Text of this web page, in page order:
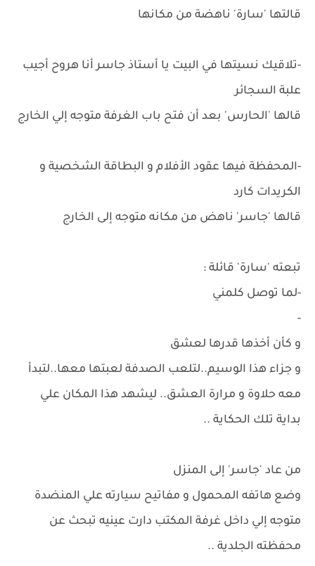
قالتها 'سارة' ناهضة من مكانها
-تلاقيك نسيتها في البيت يا أستاذ جاسر أنا هروح أجيب
علبة السجائر
قالها 'الحارس' بعد أن فتح باب الغرفة متوجه إلي الخارج
-المحفظة فيها عقود الأفلام و البطاقة الشخصية و
الكريدات كارد
قالها 'جاسر' ناهض من مكانه متوجه إلى الخارج
تبعته 'سارة' قائلة :
-لما توصل كلمني
-
و كأن أخذها قدرها لعشق
و جزاء هذا الوسيم..لتلعب الصدفة لعبتها معها..لتبدأ
معه حلاوة و مرارة العشق.. ليشهد هذا المكان علي
بداية تلك الحكاية ..
من عاد 'جاسر' إلى المنزل
وضع هاتفه المحمول و مفاتيح سيارته علي المنضدة
متوجه إلي داخل غرفة المكتب دارت عينيه تبحث عن
محفظته الجلدية ..